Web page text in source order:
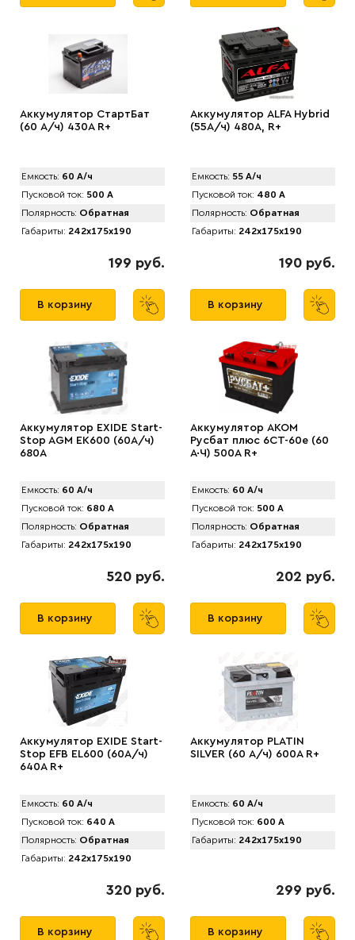
Аккумулятор СтартБат
(60 А/ч) 430А R+
Емкость: 60 А/ч
Пусковой ток: 500 А
Полярность: Обратная
Габариты: 242x175x190
199 руб.
В корзину
Аккумулятор ALFA Hybrid
(55А/ч) 480A, R+
Емкость: 55 А/ч
Пусковой ток: 480 А
Полярность: Обратная
Габариты: 242x175x190
190 руб.
В корзину
Аккумулятор EXIDE Start-
Stop AGM EK600 (60А/ч)
680A
Емкость: 60 А/ч
Пусковой ток: 680 А
Полярность: Обратная
Габариты: 242x175x190
520 руб.
В корзину
Аккумулятор AКОМ
Русбат плюс 6СТ-60е (60
А·Ч) 500A R+
Емкость: 60 А/ч
Пусковой ток: 500 А
Полярность: Обратная
Габариты: 242x175x190
202 руб.
В корзину
Аккумулятор EXIDE Start-
Stop EFB EL600 (60А/ч)
640A R+
Емкость: 60 А/ч
Пусковой ток: 640 А
Полярность: Обратная
Габариты: 242x175x190
320 руб.
В корзину
Аккумулятор PLATIN
SILVER (60 А/ч) 600A R+
Емкость: 60 А/ч
Пусковой ток: 600 А
Габариты: 242x175x190
299 руб.
В корзину